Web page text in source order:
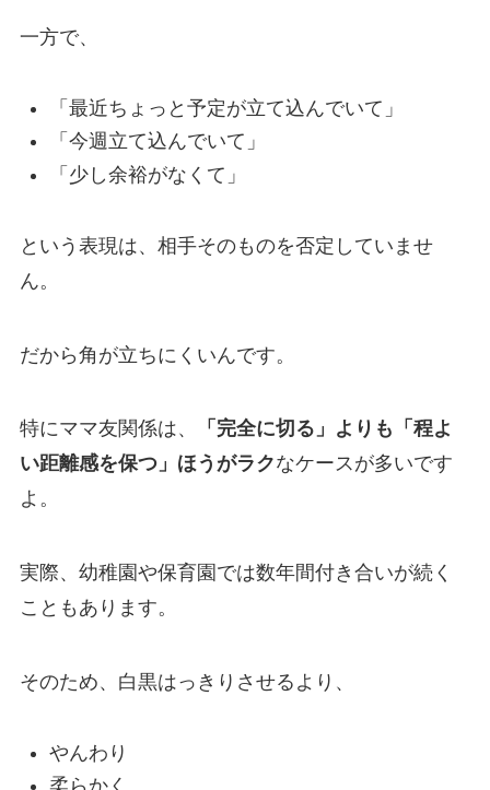
一方で、
「最近ちょっと予定が立て込んでいて」
「今週立て込んでいて」
「少し余裕がなくて」
という表現は、相手そのものを否定していませ
ん。
だから角が立ちにくいんです。
特にママ友関係は、
「完全に切る」よりも「程よ
い距離感を保つ」ほうがラクなケースが多いです
よ。
実際、幼稚園や保育園では数年間付き合いが続く
こともあります。
そのため、白黒はっきりさせるより、
やんわり